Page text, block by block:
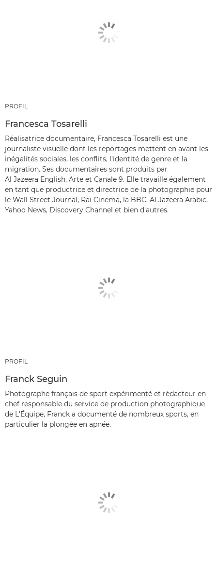
PROFIL
Francesca Tosarelli
Réalisatrice documentaire, Francesca Tosarelli est une
journaliste visuelle dont les reportages mettent en avant les
inégalités sociales, les conflits, l'identité de genre et la
migration. Ses documentaires sont produits par
Al Jazeera English, Arte et Canale 9. Elle travaille également
en tant que productrice et directrice de la photographie pour
le Wall Street Journal, Rai Cinema, la BBC, Al Jazeera Arabic,
Yahoo News, Discovery Channel et bien d'autres.
PROFIL
Franck Seguin
Photographe français de sport expérimenté et rédacteur en
chef responsable du service de production photographique
de L'Équipe, Franck a documenté de nombreux sports, en
particulier la plongée en apnée.